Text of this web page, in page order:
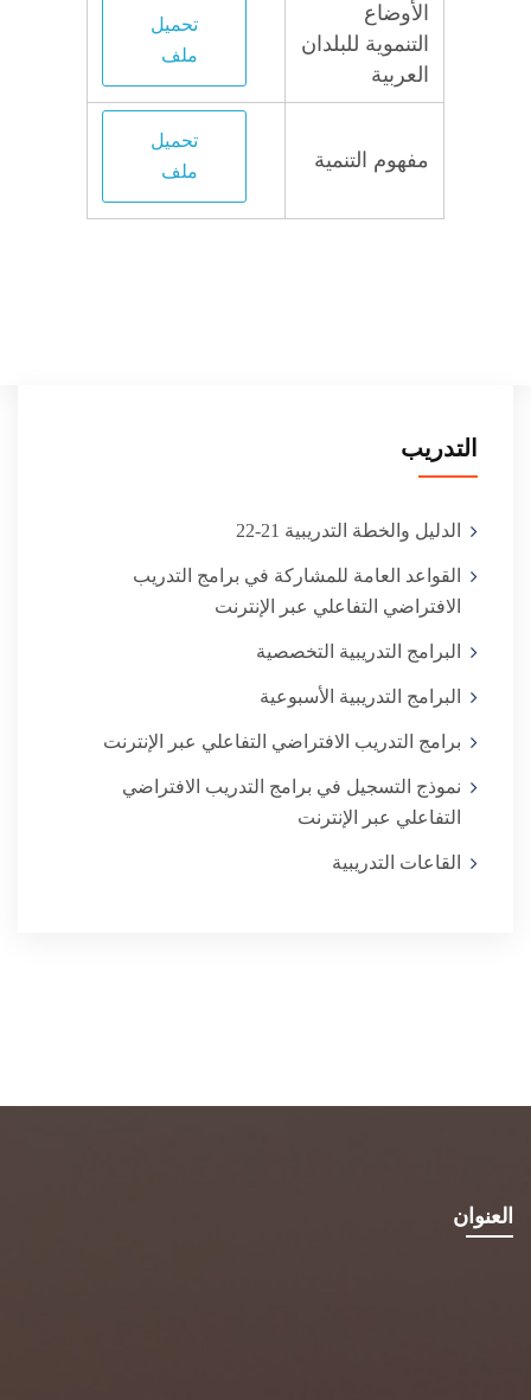
الأوضاع
التنموية للبلدان
العربية
تحميل
ملف
مفهوم التنمية
تحميل
ملف
التدريب
الدليل والخطة التدريبية 21-22
القواعد العامة للمشاركة في برامج التدريب
البرامج التدريبية التخصصية
البرامج التدريبية الأسبوعية
برامج التدريب الافتراضي التفاعلي عبر الإنترنت
نموذج التسجيل في برامج التدريب الافتراضي
التفاعلي عبر الإنترنت
القاعات التدريبية
العنوان